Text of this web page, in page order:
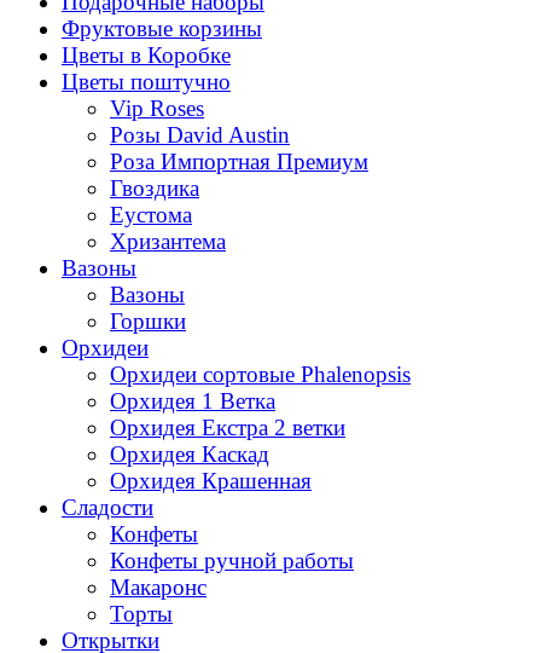
Фруктовые корзины
Цветы в Коробке
Цветы поштучно
Vip Roses
Розы David Austin
Роза Импортная Премиум
Гвоздика
Еустома
Хризантема
Вазоны
Вазоны
Горшки
Орхидеи
Орхидеи сортовые Phalenopsis
Орхидея 1 Ветка
Орхидея Екстра 2 ветки
Орхидея Каскад
Орхидея Крашенная
Сладости
Конфеты
Конфеты ручной работы
Макаронс
Торты
Открытки